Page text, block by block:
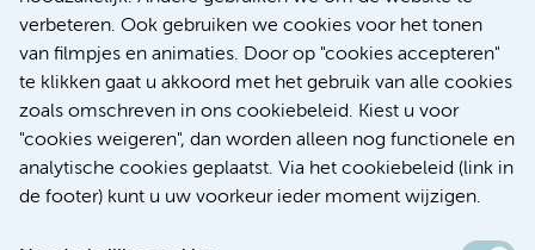
verbeteren. Ook gebruiken we cookies voor het tonen
van filmpjes en animaties. Door op "cookies accepteren"
te klikken gaat u akkoord met het gebruik van alle cookies
zoals omschreven in ons cookiebeleid. Kiest u voor
"cookies weigeren", dan worden alleen nog functionele en
analytische cookies geplaatst. Via het cookiebeleid (link in
de footer) kunt u uw voorkeur ieder moment wijzigen.
Werken bij Amsterdam UMC
Over Amsterdam UMC
Nieuws
Research
Educatie Locatie VUmc